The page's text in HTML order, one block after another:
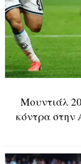
Μουντιάλ
κόντρα στην